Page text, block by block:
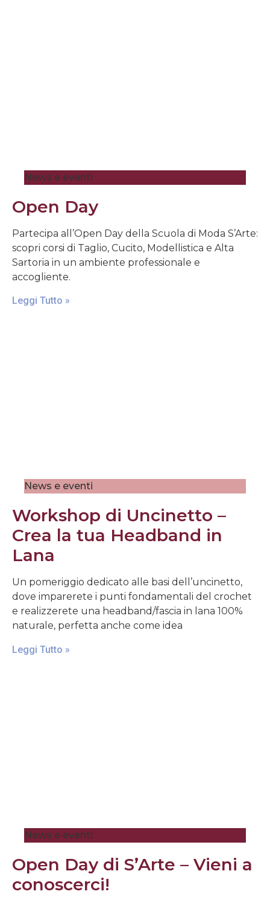
News e eventi
Open Day
Partecipa all’Open Day della Scuola di Moda S’Arte:
scopri corsi di Taglio, Cucito, Modellistica e Alta
Sartoria in un ambiente professionale e
accogliente.
Leggi Tutto »
News e eventi
Workshop di Uncinetto –
Crea la tua Headband in
Lana
Un pomeriggio dedicato alle basi dell’uncinetto,
dove imparerete i punti fondamentali del crochet
e realizzerete una headband/fascia in lana 100%
naturale, perfetta anche come idea
Leggi Tutto »
News e eventi
Open Day di S’Arte – Vieni a
conoscerci!